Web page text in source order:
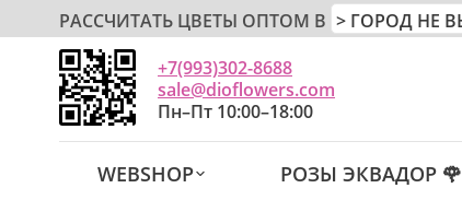
РАССЧИТАТЬ ЦВЕТЫ ОПТОМ В
+7(993)302-8688
sale@dioflowers.com
Пн–Пт 10:00–18:00
WEBSHOP РОЗЫ ЭКВАДОР 🌹